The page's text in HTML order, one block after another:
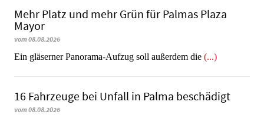
Mehr Platz und mehr Grün für Palmas Plaza
Mayor
vom 08.08.2026
Ein gläserner Panorama-Aufzug soll außerdem die (...)
16 Fahrzeuge bei Unfall in Palma beschädigt
vom 08.08.2026